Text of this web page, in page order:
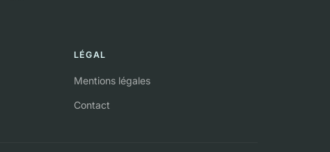
LÉGAL
Mentions légales
Contact